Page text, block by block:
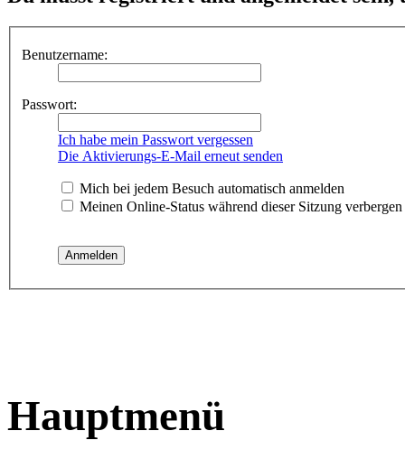
Benutzername:
Passwort:
Ich habe mein Passwort vergessen
Die Aktivierungs-E-Mail erneut senden
Mich bei jedem Besuch automatisch anmelden
Meinen Online-Status während dieser Sitzung verbergen
Hauptmenü